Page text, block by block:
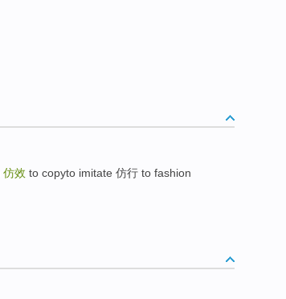
仿效 to copyto imitate 仿行 to fashion